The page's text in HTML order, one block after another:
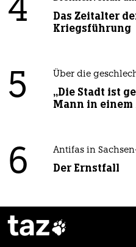
4
Das Zeitalter
Kriegsführung
5 Über die
„Die Stadt ist
Mann in einem
6 Antifas in
Der Ernstfall
taz